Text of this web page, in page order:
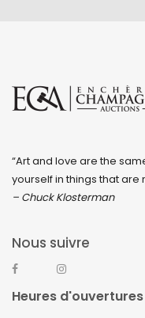
“Art and love are the
yourself in things that are
– Chuck Klosterman
Nous suivre
Heures d'ouvertures